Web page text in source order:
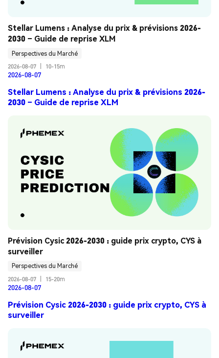
Stellar Lumens : Analyse du prix & prévisions 2026-
2030 – Guide de reprise XLM
Perspectives du Marché
2026-08-07
10-15m
2026-08-07
Stellar Lumens : Analyse du prix & prévisions 2026-
2030 – Guide de reprise XLM
Prévision Cysic 2026-2030 : guide prix crypto, CYS à
surveiller
Perspectives du Marché
2026-08-07
15-20m
2026-08-07
Prévision Cysic 2026-2030 : guide prix crypto, CYS à
surveiller